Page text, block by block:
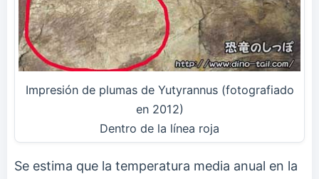
Impresión de plumas de Yutyrannus (fotografiado
en 2012)
Dentro de la línea roja
Se estima que la temperatura media anual en la